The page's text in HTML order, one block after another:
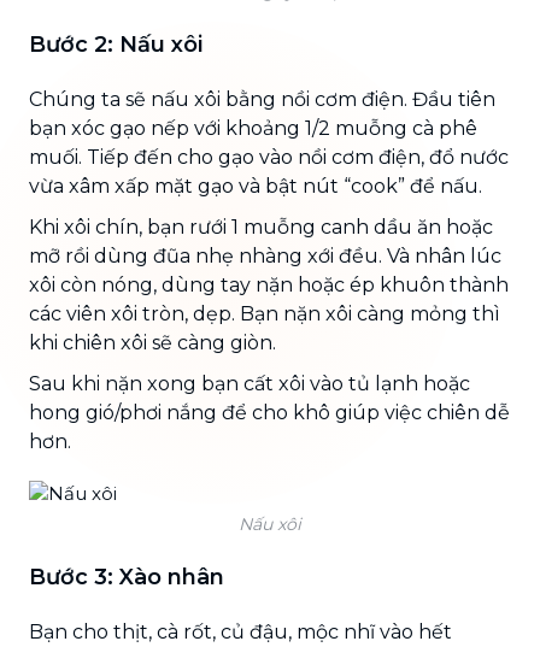
Bước 2: Nấu xôi
Chúng ta sẽ nấu xôi bằng nồi cơm điện. Đầu tiên
bạn xóc gạo nếp với khoảng 1/2 muỗng cà phê
muối. Tiếp đến cho gạo vào nồi cơm điện, đổ nước
vừa xâm xấp mặt gạo và bật nút “cook” để nấu.
Khi xôi chín, bạn rưới 1 muỗng canh dầu ăn hoặc
mỡ rồi dùng đũa nhẹ nhàng xới đều. Và nhân lúc
xôi còn nóng, dùng tay nặn hoặc ép khuôn thành
các viên xôi tròn, dẹp. Bạn nặn xôi càng mỏng thì
khi chiên xôi sẽ càng giòn.
Sau khi nặn xong bạn cất xôi vào tủ lạnh hoặc
hong gió/phơi nắng để cho khô giúp việc chiên dễ
hơn.
Nấu xôi
Bước 3: Xào nhân
Bạn cho thịt, cà rốt, củ đậu, mộc nhĩ vào hết